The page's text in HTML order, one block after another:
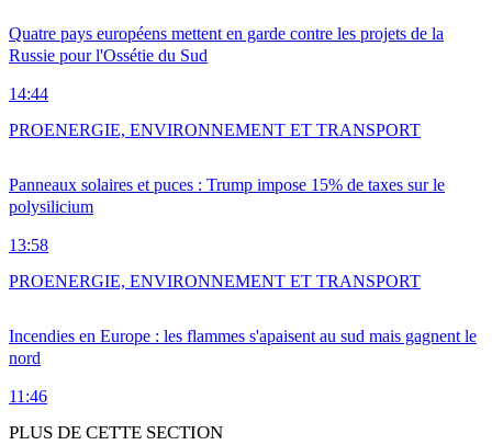
Quatre pays européens mettent en garde contre les projets de la
Russie pour l'Ossétie du Sud
14:44
Panneaux solaires et puces : Trump impose 15% de taxes sur le
polysilicium
13:58
PROENERGIE, ENVIRONNEMENT ET TRANSPORT
Incendies en Europe : les flammes s'apaisent au sud mais gagnent le
nord
11:46
PROENERGIE, ENVIRONNEMENT ET TRANSPORT
PLUS DE CETTE SECTION